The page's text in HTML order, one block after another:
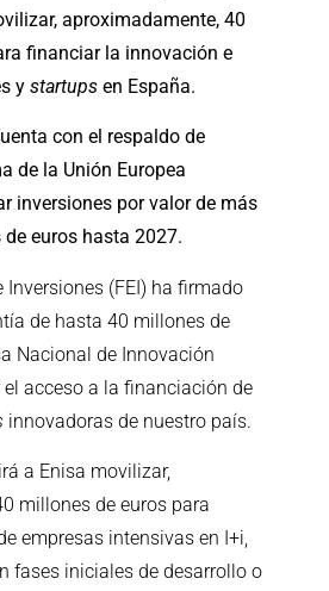
aproximadamente, 40
financiar la innovación e
y startups en España.
con el respaldo de
de la Unión Europea
inversiones por valor de más
euros hasta 2027.
Inversiones (FEI) ha firmado
de hasta 40 millones de
Nacional de Innovación
acceso a la financiación de
innovadoras de nuestro país.
a Enisa movilizar,
millones de euros para
empresas intensivas en I+i,
fases iniciales de desarrollo o